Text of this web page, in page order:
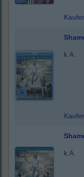
k.A.
k.A.